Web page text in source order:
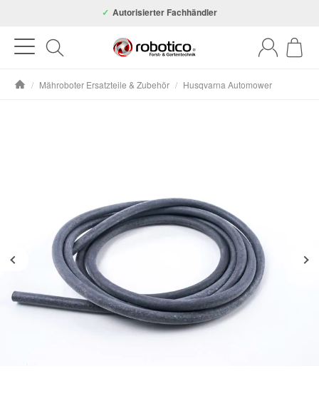
Autorisierter Fachhändler
/ Mähroboter Ersatzteile & Zubehör / Husqvarna Automower